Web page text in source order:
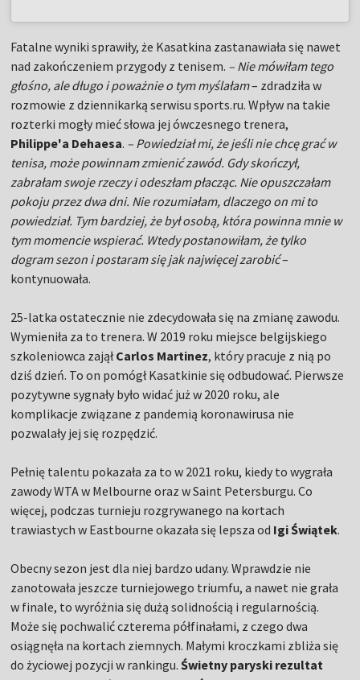
Fatalne wyniki sprawiły, że Kasatkina zastanawiała się nawet
nad zakończeniem przygody z tenisem. – Nie mówiłam tego
głośno, ale długo i poważnie o tym myślałam– zdradziła w
rozmowie z dziennikarką serwisu sports.ru. Wpływ na takie
rozterki mogły mieć słowa jej ówczesnego trenera,
Philippe'a Dehaesa. – Powiedział mi, że jeśli nie chcę grać w
tenisa, może powinnam zmienić zawód. Gdy skończył,
zabrałam swoje rzeczy i odeszłam płacząc. Nie opuszczałam
pokoju przez dwa dni. Nie rozumiałam, dlaczego on mi to
powiedział. Tym bardziej, że był osobą, która powinna mnie w
tym momencie wspierać. Wtedy postanowiłam, że tylko
dogram sezon i postaram się jak najwięcej zarobić–
kontynuowała.
25-latka ostatecznie nie zdecydowała się na zmianę zawodu.
Wymieniła za to trenera. W 2019 roku miejsce belgijskiego
szkoleniowca zająłCarlos Martinez, który pracuje z nią po
dziś dzień. To on pomógł Kasatkinie się odbudować. Pierwsze
pozytywne sygnały było widać już w 2020 roku, ale
komplikacje związane z pandemią koronawirusa nie
pozwalały jej się rozpędzić.
Pełnię talentu pokazała za to w 2021 roku, kiedy to wygrała
zawody WTA w Melbourne oraz w Saint Petersburgu. Co
więcej, podczas turnieju rozgrywanego na kortach
trawiastych w Eastbourne okazała się lepsza od Igi Świątek.
Obecny sezon jest dla niej bardzo udany. Wprawdzie nie
zanotowała jeszcze turniejowego triumfu, a nawet nie grała
w finale, to wyróżnia się dużą solidnością i regularnością.
Może się pochwalić czterema półfinałami, z czego dwa
osiągnęła na kortach ziemnych. Małymi kroczkami zbliża się
do życiowej pozycji w rankingu.Świetny paryski rezultat